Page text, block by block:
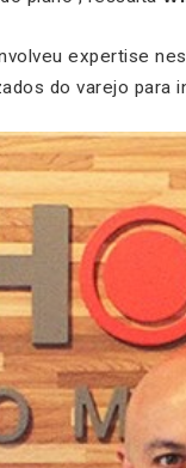
expertise
do varejo para